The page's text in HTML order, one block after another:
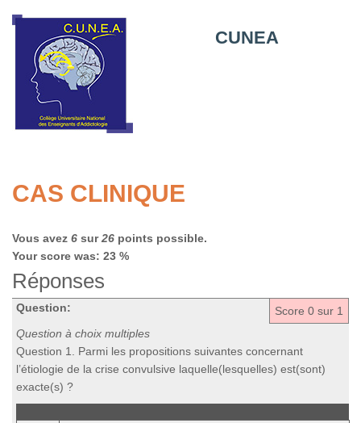
CUNEA
CAS CLINIQUE
Vous avez 6 sur26 points possible.
Your score was: 23 %
Réponses
Score 0 sur 1
Question:
Question à choix multiples
Question 1. Parmi les propositions suivantes concernant
l’étiologie de la crise convulsive laquelle(lesquelles) est(sont)
exacte(s) ?